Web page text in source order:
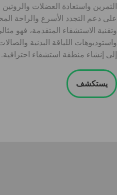
التمرين واستعادة العضلات
على دعم التجدد الأسرع والراحة
وتقنية الاستشفاء المتقدمة، فهو
واستوديوهات اللياقة البدنية
إلى إنشاء منطقة استشفاء احترافية.
يستكشف